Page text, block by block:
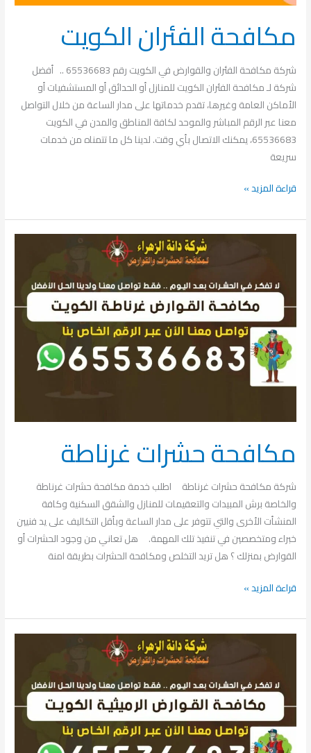
مكافحة الفئران الكويت
شركة مكافحة الفئران والقوارض في الكويت رقم 65536683 .. أفضل
شركة لـ مكافحة الفئران الكويت للمنازل أو الحدائق أو المستشفيات أو
الأماكن العامة وغيرها، تقدم خدماتها على مدار الساعة من خلال التواصل
معنا عبر الرقم المباشر والموحد لكافة المناطق والمدن في الكويت
65536683، يمكنك الاتصال بأي وقت. لدينا كل ما تتمناه من خدمات
سريعة
قراءة المزيد »
مكافحة حشرات غرناطة
شركة مكافحة حشرات غرناطة اطلب خدمة مكافحة حشرات غرناطة
والخاصة برش المبيدات والتعقيمات للمنازل والشقق السكنية وكافة
المنشأت الأخرى والتي تتوفر على مدار الساعة وبأقل التكاليف على يد فنيين
خبراء ومتخصصين في تنفيذ تلك المهمة. هل تعاني من وجود الحشرات أو
القوارض بمنزلك ؟ هل تريد التخلص ومكافحة الحشرات بطريقة امنة
قراءة المزيد »